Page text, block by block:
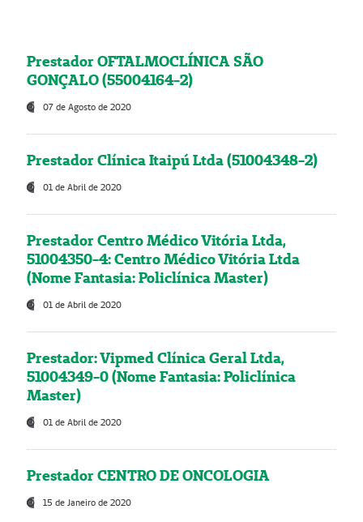
Prestador OFTALMOCLÍNICA SÃO
GONÇALO (55004164-2)
07 de Agosto de 2020
Prestador Clínica Itaipú Ltda (51004348-2)
01 de Abril de 2020
Prestador Centro Médico Vitória Ltda,
51004350-4: Centro Médico Vitória Ltda
(Nome Fantasia: Policlínica Master)
01 de Abril de 2020
Prestador: Vipmed Clínica Geral Ltda,
51004349-0 (Nome Fantasia: Policlínica
Master)
01 de Abril de 2020
Prestador CENTRO DE ONCOLOGIA
15 de Janeiro de 2020